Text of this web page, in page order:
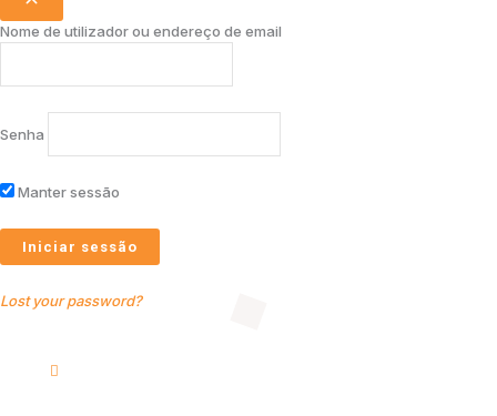
Nome de utilizador ou endereço de email
Senha
Manter sessão
Lost your password?